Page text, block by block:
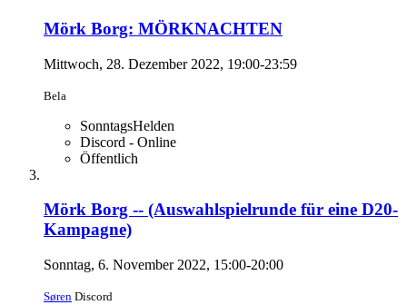
Mörk Borg: MÖRKNACHTEN
Mittwoch, 28. Dezember 2022, 19:00-23:59
Bela
SonntagsHelden
Discord - Online
Öffentlich
Mörk Borg -- (Auswahlspielrunde für eine D20-
Kampagne)
Sonntag, 6. November 2022, 15:00-20:00
Søren Discord